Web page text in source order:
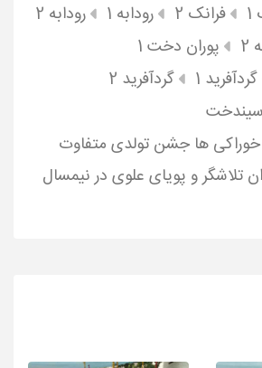
فرانک 2 رودابه 1
رودابه 2
پوران دخت 1
گردآفرید 1
گردآفرید 2
سیندخت
ها جشن تولدی متفاوت
تلاشگر و پویای علوی در نیمسال